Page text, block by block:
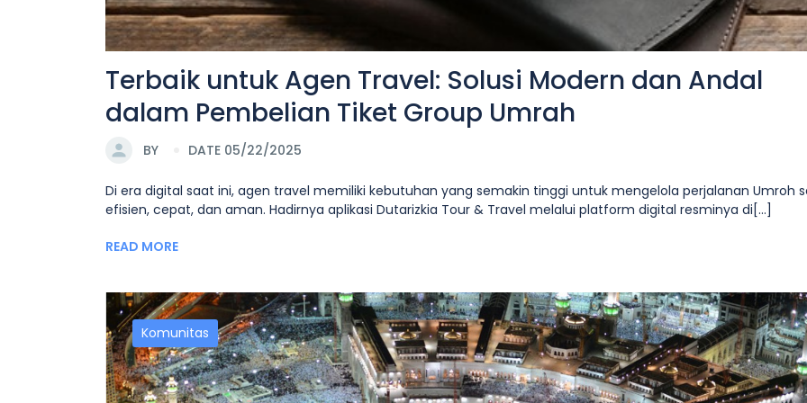
Terbaik untuk Agen Travel: Solusi Modern dan Andal
dalam Pembelian Tiket Group Umrah
BY DATE 05/22/2025
Di era digital saat ini, agen travel memiliki kebutuhan yang semakin tinggi untuk mengelola perjalanan Umroh
efisien, cepat, dan aman. Hadirnya aplikasi Dutarizkia Tour & Travel melalui platform digital resminya di[...]
READ MORE
Komunitas